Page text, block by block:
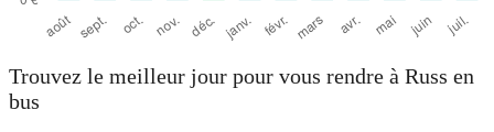
Trouvez le meilleur jour pour vous rendre à Russ en
bus